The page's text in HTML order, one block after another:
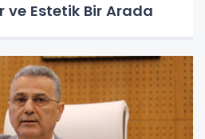
ve Estetik Bir Arada